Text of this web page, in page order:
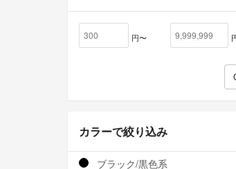
円〜
カラーで絞り込み
ブラック/黒色系